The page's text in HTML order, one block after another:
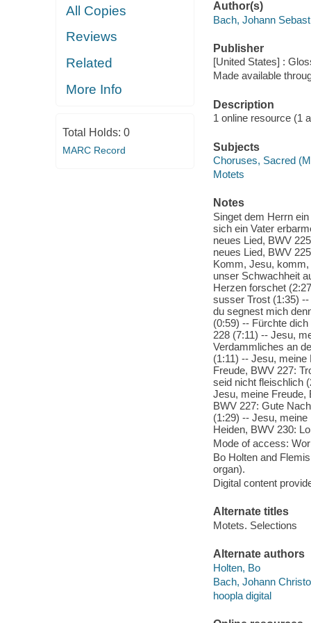
All Copies
Reviews
Related
More Info
Total Holds: 0
MARC Record
Author(s)
Bach, Johann
Publisher
[United States] :
Made available
Description
1 online resource (1
Subjects
Choruses, Sacred
Motets
Notes
Singet dem Herrn
sich ein Vater
neues Lied, BWV
neues Lied, BWV
Komm, Jesu,
unser Schwachheit
Herzen forschet
susser Trost (1:35)
du segnest mich
(0:59) -- Fürchte
228 (7:11) -- Jesu,
Verdammliches an
(1:11) -- Jesu,
Freude, BWV 227:
seid nicht fleischlich
Jesu, meine Freude,
BWV 227: Gute
(1:29) -- Jesu, meine
Heiden, BWV 230:
Mode of access:
Bo Holten and
organ).
Digital content
Alternate titles
Motets. Selections
Alternate authors
Holten, Bo
Bach, Johann
hoopla digital